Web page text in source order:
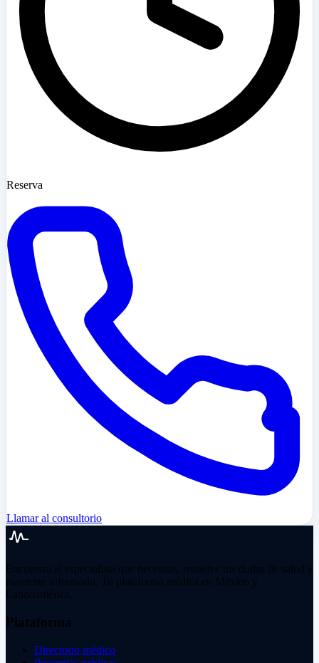
Reserva
Llamar al consultorio
Encuentra al especialista que necesitas, resuelve tus dudas de salud y
mantente informado. Tu plataforma médica en México y
Latinoamérica.
Plataforma
Directorio médico